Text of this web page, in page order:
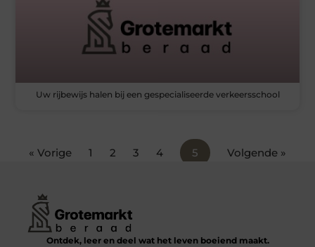
Uw rijbewijs halen bij een gespecialiseerde verkeersschool
« Vorige 1 2 3 4 5 Volgende »
Ontdek, leer en deel wat het leven boeiend maakt.